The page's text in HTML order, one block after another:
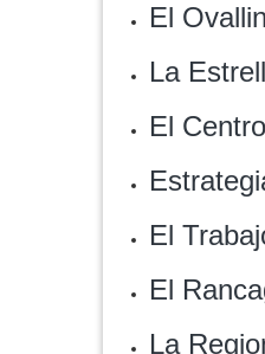
El
La
El Centro
El
El
La